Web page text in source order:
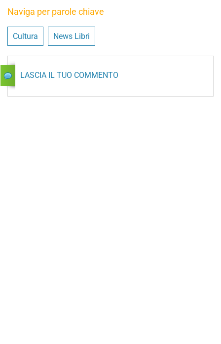
Naviga per parole chiave
Cultura News Libri
LASCIA IL TUO COMMENTO